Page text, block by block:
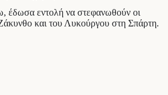
έδωσα εντολή να στεφανωθούν οι
και του Λυκούργου στη Σπάρτη.